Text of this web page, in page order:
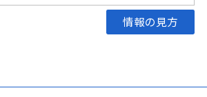
情報の見方